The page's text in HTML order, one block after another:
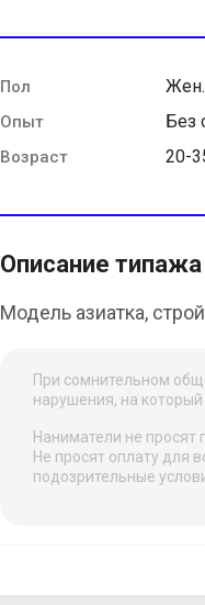
Пол Жен.
Опыт Без
Возраст 20-
Описание типажа
Модель азиатка,
При сомнительном
нарушения, на
Наниматели не
Не просят оплату для
подозрительные